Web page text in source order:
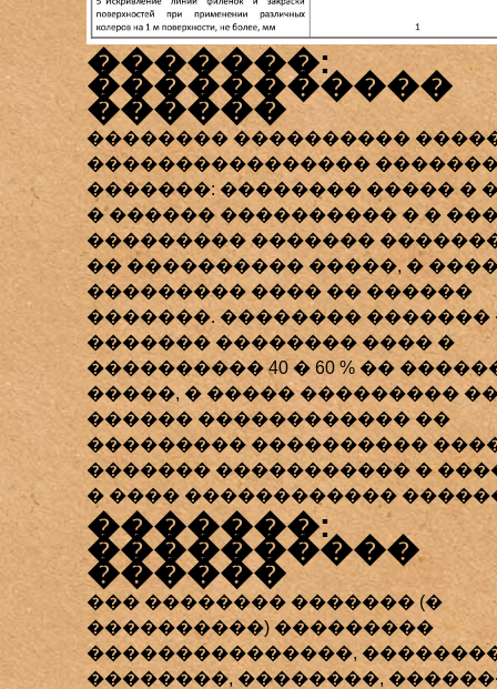
�������:
�����������
������
�������� ����������
����������������
�������: �������� ����� �
� ������ ���������� � �
��������� �������
�� ���������� �����, �
��������� ���� �� ������
�������. �������� �������
������� �������� ���� �
���������� 40 � 60 % ��
�����, � ����� ���������
������ ������������ ��
��������� ����������
������� ����������� �
� ���� ������������
�������:
����������
������
��� �������� ������� (�
����������) ���������
���������������,
��������, ��������,